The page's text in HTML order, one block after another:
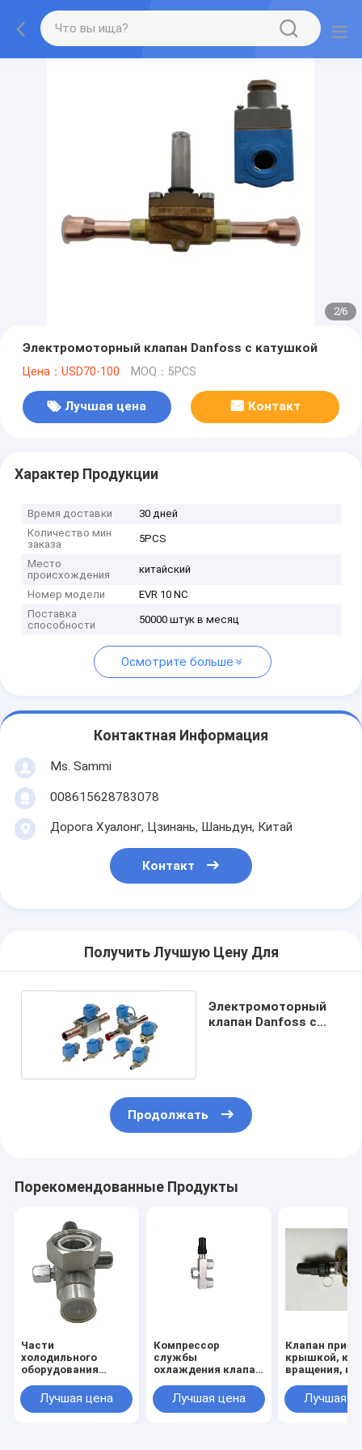
2/6
Электромоторный клапан Danfoss с катушкой
Цена：USD70-100 MOQ：5PCS
Лучшая цена Контакт
Характер Продукции
Время доставки
30 дней
Количество мин
заказа
5PCS
Место
происхождения
китайский
Номер модели
EVR 10 NC
Поставка
способности
50000 штук в месяц
Осмотрите больше
Контактная Информация
Ms. Sammi
008615628783078
Дорога Хуалонг, Цзинань, Шаньдун, Китай
Контакт
Получить Лучшую Цену Для
Электромоторный
клапан Danfoss с
Продолжать
Порекомендованные Продукты
Части
холодильного
оборудования
Maneurop
горизонтальные
Лучшая цена
Компрессор
службы
охлаждения клапан
запасные части
вращающий тип
Лучшая цена
Клапан
крышкой,
вращения,
Лучшая